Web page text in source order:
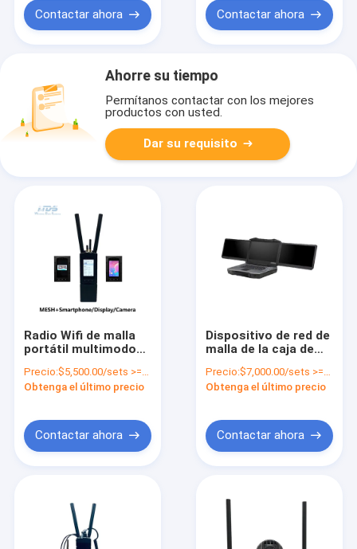
Mimomesh
Contactar ahora Contactar ahora
Ahorre su tiempo
Permítanos contactar con los mejores
productos con usted.
Dar su requisito
Radio Wifi de malla
portátil multimodo
video
Precio:$5,500.00/sets >=1 sets
Obtenga el último precio
Contactar ahora
Dispositivo de red de
malla de la caja de
comandos portátil
Precio:$7,000.00/sets >=1 sets
Obtenga el último precio
Contactar ahora